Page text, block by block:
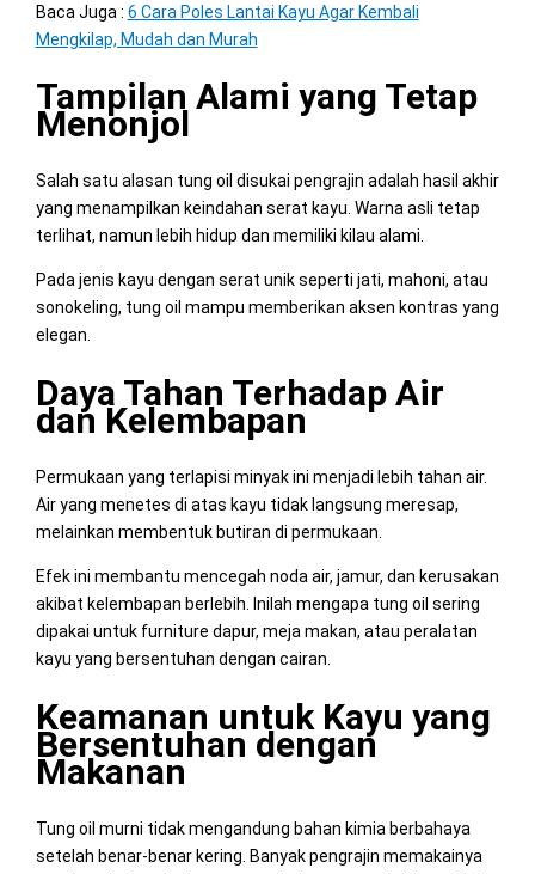
Baca Juga : 6 Cara Poles Lantai Kayu Agar Kembali
Mengkilap, Mudah dan Murah
Tampilan Alami yang Tetap
Menonjol
Salah satu alasan tung oil disukai pengrajin adalah hasil akhir
yang menampilkan keindahan serat kayu. Warna asli tetap
terlihat, namun lebih hidup dan memiliki kilau alami.
Pada jenis kayu dengan serat unik seperti jati, mahoni, atau
sonokeling, tung oil mampu memberikan aksen kontras yang
elegan.
Daya Tahan Terhadap Air
dan Kelembapan
Permukaan yang terlapisi minyak ini menjadi lebih tahan air.
Air yang menetes di atas kayu tidak langsung meresap,
melainkan membentuk butiran di permukaan.
Efek ini membantu mencegah noda air, jamur, dan kerusakan
akibat kelembapan berlebih. Inilah mengapa tung oil sering
dipakai untuk furniture dapur, meja makan, atau peralatan
kayu yang bersentuhan dengan cairan.
Keamanan untuk Kayu yang
Bersentuhan dengan
Makanan
Tung oil murni tidak mengandung bahan kimia berbahaya
setelah benar-benar kering. Banyak pengrajin memakainya